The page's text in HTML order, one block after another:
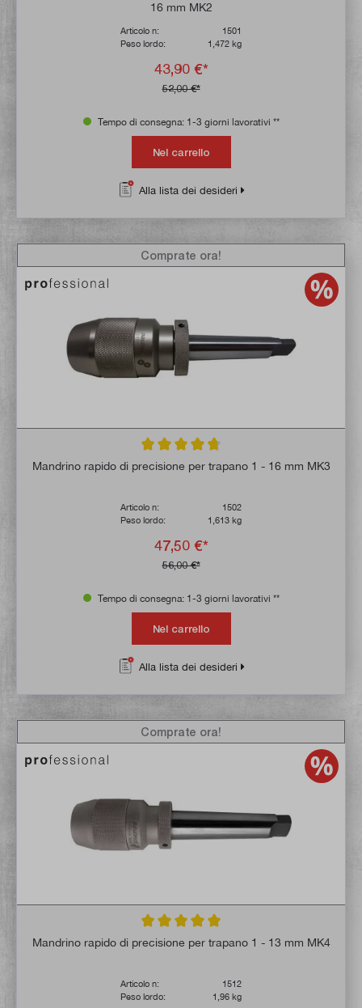
16 mm MK2
Articolo n:
1501
Peso lordo:
1,472 kg
43,90 €*
52,00 €*
Tempo di consegna: 1-3 giorni lavorativi **
Nel carrello
Alla lista dei desideri
Valutazione media di 4.7 su 5 stelle
Mandrino rapido di precisione per trapano 1 - 16 mm MK3
Articolo n:
1502
Peso lordo:
1,613 kg
47,50 €*
56,00 €*
Comprate ora!
Tempo di consegna: 1-3 giorni lavorativi **
Nel carrello
Alla lista dei desideri
Valutazione media di 5 su 5 stelle
Mandrino rapido di precisione per trapano 1 - 13 mm MK4
Articolo n:
1512
Peso lordo:
1,96 kg
Comprate ora!